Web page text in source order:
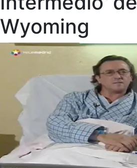
Wyoming